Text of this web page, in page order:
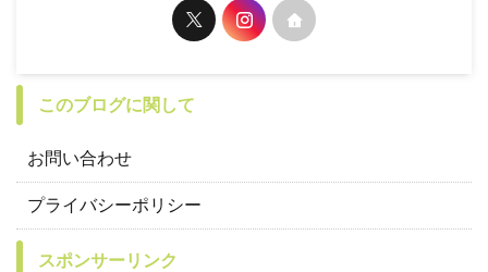
このブログに関して
お問い合わせ
プライバシーポリシー
スポンサーリンク